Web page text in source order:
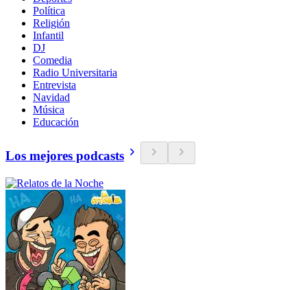
Política
Religión
Infantil
DJ
Comedia
Radio Universitaria
Entrevista
Navidad
Música
Educación
Los mejores podcasts